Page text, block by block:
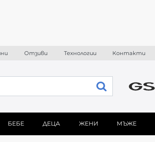
Отзиви Технологии Контакти
БЕБЕ ДЕЦА ЖЕНИ МЪЖЕ